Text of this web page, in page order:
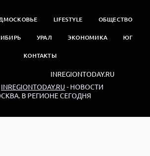
LIFESTYLE ОБЩЕСТВО
УРАЛ ЭКОНОМИКА ЮГ
КОНТАКТЫ
INREGIONTODAY.RU - НОВОСТИ
В РЕГИОНЕ СЕГОДНЯ